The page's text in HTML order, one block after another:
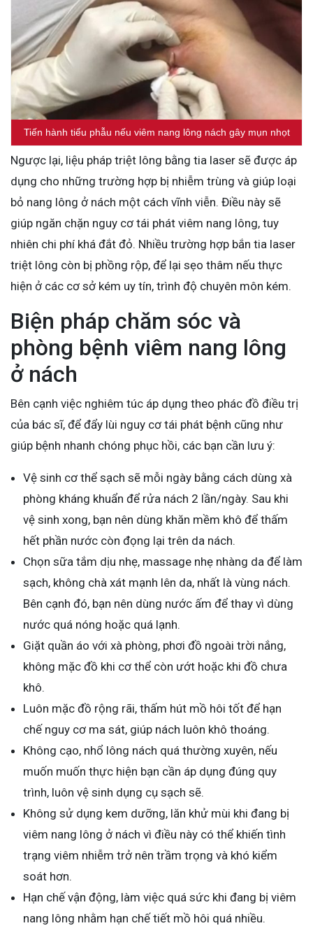
Tiến hành tiểu phẫu nếu viêm nang lông nách gây mụn nhọt
Ngược lại, liệu pháp triệt lông bằng tia laser sẽ được áp
dụng cho những trường hợp bị nhiễm trùng và giúp loại
bỏ nang lông ở nách một cách vĩnh viễn. Điều này sẽ
giúp ngăn chặn nguy cơ tái phát viêm nang lông, tuy
nhiên chi phí khá đắt đỏ. Nhiều trường hợp bắn tia laser
triệt lông còn bị phồng rộp, để lại sẹo thâm nếu thực
hiện ở các cơ sở kém uy tín, trình độ chuyên môn kém.
Biện pháp chăm sóc và
phòng bệnh viêm nang lông
ở nách
Bên cạnh việc nghiêm túc áp dụng theo phác đồ điều trị
của bác sĩ, để đẩy lùi nguy cơ tái phát bệnh cũng như
giúp bệnh nhanh chóng phục hồi, các bạn cần lưu ý:
Vệ sinh cơ thể sạch sẽ mỗi ngày bằng cách dùng xà
phòng kháng khuẩn để rửa nách 2 lần/ngày. Sau khi
vệ sinh xong, bạn nên dùng khăn mềm khô để thấm
hết phần nước còn đọng lại trên da nách.
Chọn sữa tắm dịu nhẹ, massage nhẹ nhàng da để làm
sạch, không chà xát mạnh lên da, nhất là vùng nách.
Bên cạnh đó, bạn nên dùng nước ấm để thay vì dùng
nước quá nóng hoặc quá lạnh.
Giặt quần áo với xà phòng, phơi đồ ngoài trời nắng,
không mặc đồ khi cơ thể còn ướt hoặc khi đồ chưa
khô.
Luôn mặc đồ rộng rãi, thấm hút mồ hôi tốt để hạn
chế nguy cơ ma sát, giúp nách luôn khô thoáng.
Không cạo, nhổ lông nách quá thường xuyên, nếu
muốn muốn thực hiện bạn cần áp dụng đúng quy
trình, luôn vệ sinh dụng cụ sạch sẽ.
Không sử dụng kem dưỡng, lăn khử mùi khi đang bị
viêm nang lông ở nách vì điều này có thể khiến tình
trạng viêm nhiễm trở nên trầm trọng và khó kiểm
soát hơn.
Hạn chế vận động, làm việc quá sức khi đang bị viêm
nang lông nhằm hạn chế tiết mồ hôi quá nhiều.